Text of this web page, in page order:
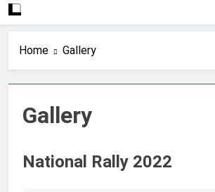
Home Gallery
Gallery
National Rally 2022